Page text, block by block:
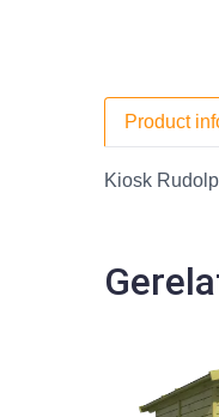
Product
Kiosk